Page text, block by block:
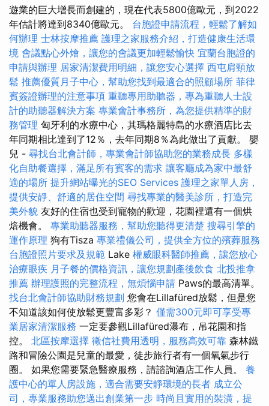
遊業的巨大增長而創建的，現在代表5800億歐元，到2022
年估計將達到8340億歐元。 台胞證申請流程，輕鬆了解如
何辦理 士林按摩推薦 護理之家服務介紹，打造健康生活環
境 會議點心外燴，讓您的會議更加輕鬆愉快 宜蘭台胞證的
申請與辦理 居家清潔費用明細，讓您安心選擇 西屯肩頸放
鬆 推薦優質月子中心，幫助您找到最適合的照顧場所 菲律
賓簽證辦理的注意事項 重聽專用助聽器，專為重聽人士設
計的助聽器解決方案 專業會計事務所，為您提供精準的財
務管理 匈牙利的水療中心，其瑪格麗特島的水療酒店比去
年同期相比達到了12％，去年同期8％為此做出了貢獻。 嬰
兒 - 尋找台北會計師，專業會計師協助您的業務成長 多樣
化自助餐選擇，滿足所有賓客的需求 讓客廳成為家中最舒
適的場所 提升網站曝光的SEO Services 護理之家單人房，
提供安靜、舒適的居住空間 尋找專業的醫美診所，打造完
美外貌 友好的住宿也受到寵物的歡迎，花園裡還有一個烘
焙機會。 專業助聽器服務，幫助您聽得更清楚 搜尋引擎的
運作原理 狗有Tisza 專業禮儀公司，提供全方位的殯葬服務
台胞證照片要求及規範 Lake 權威眼科醫師推薦，讓您放心
治療眼疾 月子餐的價格資訊，讓您規劃產後飲食 北投推拿
推薦 辦理護照的完整流程，無煩惱申請 Paws的最高清單。
找台北會計師協助財務規劃 您會在Lillafüred放鬆，但是您
不知道該如何使放鬆更豐富多彩？ 僅需300元即可享受專
業居家清潔服務 一定要參觀Lillafüred瀑布，吊花園和指
控。 北區按摩選擇 徵信社費用透明，服務高效可靠 森林鐵
路和冒險公園是兒童的最愛，徒步旅行者有一個氧氣步行
圈。 如果您需要緊急醫療服務，請諮詢酒店工作人員。 養
護中心的單人房設施，適合需要安靜環境的長者 成立公
司，專業服務助您邁出創業第一步 時尚且實用的裝潢，提